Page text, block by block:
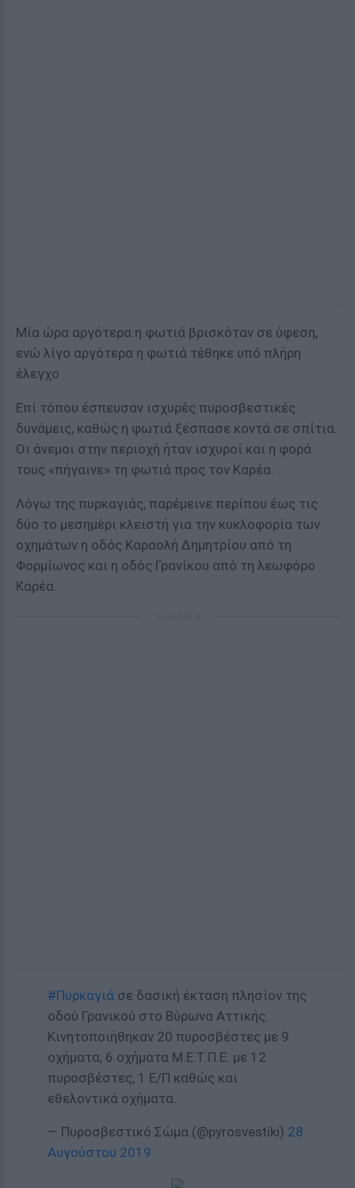
Μία ώρα αργότερα η φωτιά βρισκόταν σε ύφεση,
ενώ λίγο αργότερα η φωτιά τέθηκε υπό πλήρη
έλεγχο
Επί τόπου έσπευσαν ισχυρές πυροσβεστικές
δυνάμεις, καθώς η φωτιά ξέσπασε κοντά σε σπίτια.
Οι άνεμοι στην περιοχή ήταν ισχυροί και η φορά
τους «πήγαινε» τη φωτιά προς τον Καρέα.
Λόγω της πυρκαγιάς, παρέμεινε περίπου έως τις
δύο το μεσημέρι κλειστή για την κυκλοφορία των
οχημάτων η οδός Καραολή Δημητρίου από τη
Φορμίωνος και η οδός Γρανίκου από τη λεωφόρο
Καρέα.
#Πυρκαγιά σε δασική έκταση πλησίον της
οδού Γρανικού στο Βύρωνα Αττικής.
Κινητοποιήθηκαν 20 πυροσβέστες με 9
οχήματα, 6 οχήματα Μ.Ε.Τ.Π.Ε. με 12
πυροσβέστες, 1 Ε/Π καθώς και
εθελοντικά οχήματα.
— Πυροσβεστικό Σώμα (@pyrosvestiki) 28
Αυγούστου 2019